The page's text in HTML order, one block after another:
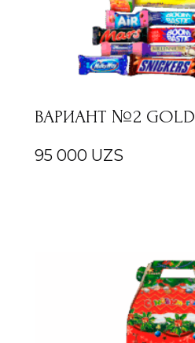
ВАРИАНТ №2 GOLD
95 000 UZS